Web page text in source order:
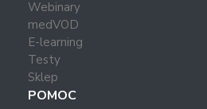
Webinary
medVOD
E-learning
Testy
Sklep
POMOC